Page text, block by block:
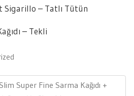
Sigarillo – Tatlı Tütün
– Tekli
Super Fine Sarma Kağıdı +